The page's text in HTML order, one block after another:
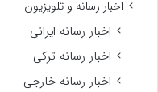
اخبار رسانه و تلویزیون
اخبار رسانه ایرانی
اخبار رسانه ترکی
اخبار رسانه خارجی